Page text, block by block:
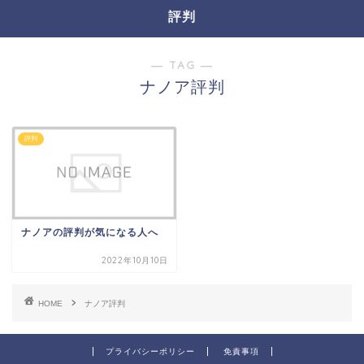
評判
― TAG ―
ナノア評判
評判
ナノアの評判が気になる人へ
2022年10月10日
HOME ナノア評判
プライバシーポリシー 免責事項